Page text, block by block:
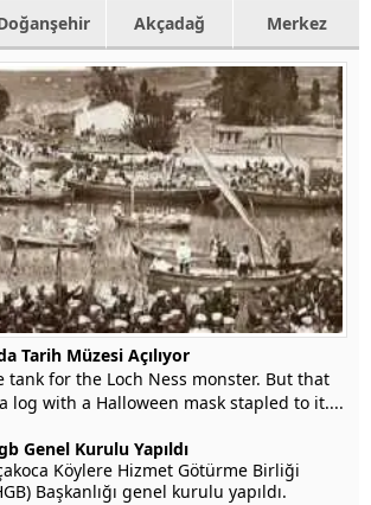
Akçadağ Merkez
Tarih Müzesi Açılıyor
tank for the Loch Ness monster. But that
log with a Halloween mask stapled to it....
Genel Kurulu Yapıldı
Köylere Hizmet Götürme Birliği
Başkanlığı genel kurulu yapıldı.